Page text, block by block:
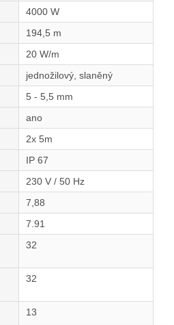
4000 W
194,5 m
20 W/m
jednožilový, slaněný
5 - 5,5 mm
ano
2x 5m
IP 67
230 V / 50 Hz
7,88
7.91
32
32
13